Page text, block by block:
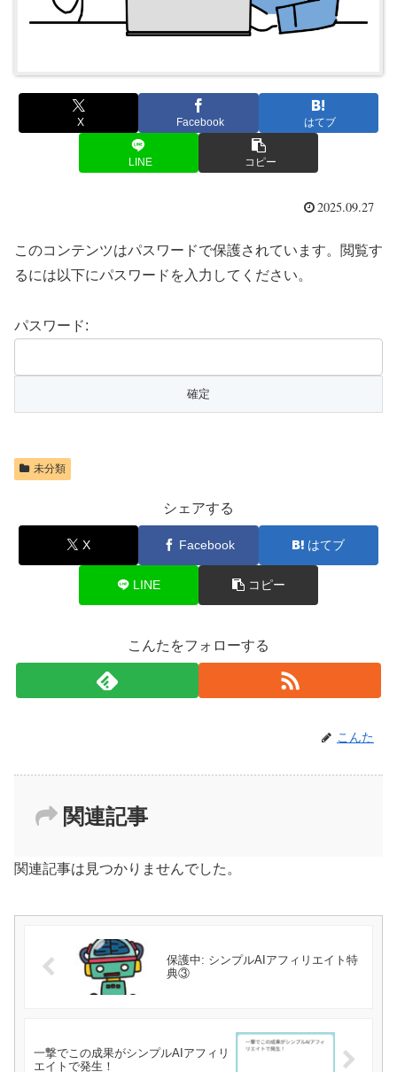
X Facebook はてブ
LINE コピー
2025.09.27
このコンテンツはパスワードで保護されています。閲覧す
るには以下にパスワードを入力してください。
パスワード:
未分類
シェアする
X Facebook はてブ
LINE コピー
こんたをフォローする
こんた
関連記事
関連記事は見つかりませんでした。
保護中: シンプルAIアフィリエイト特
典③
一撃でこの成果がシンプルAIアフィリ
エイトで発生！